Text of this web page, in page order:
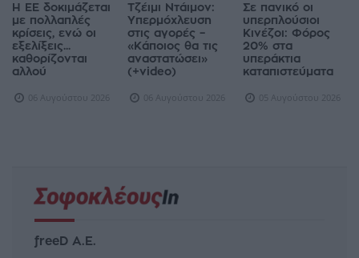
Η ΕΕ δοκιμάζεται
με πολλαπλές
κρίσεις, ενώ οι
εξελίξεις...
καθορίζονται
αλλού
06 Αυγούστου 2026
Τζέιμι Ντάιμον:
Υπερμόχλευση
στις αγορές –
«Κάποιος θα τις
αναστατώσει»
(+video)
06 Αυγούστου 2026
Σε πανικό οι
υπερπλούσιοι
Κινέζοι: Φόρος
20% στα
υπεράκτια
καταπιστεύματα
05 Αυγούστου 2026
freeD Α.Ε.